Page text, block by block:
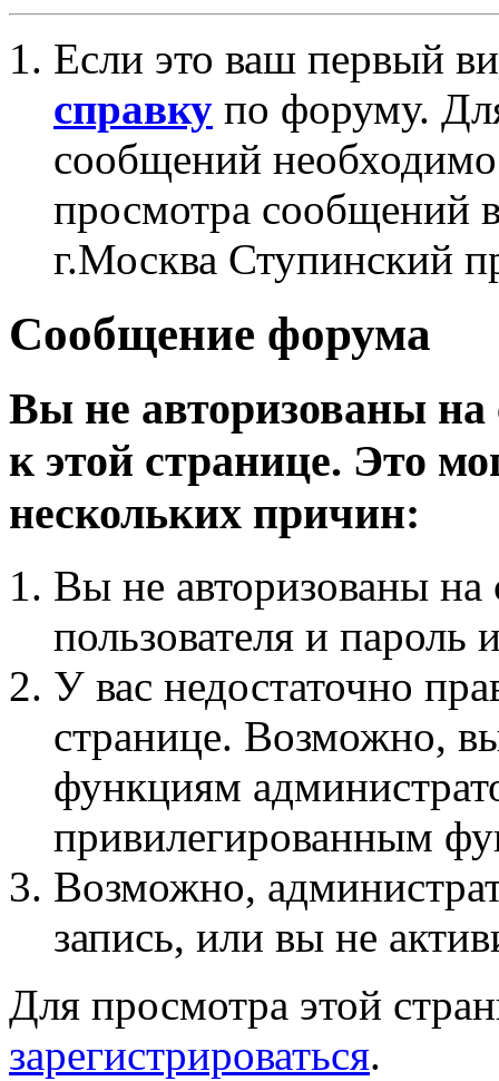
Если это ваш первый
справку по форуму.
сообщений
просмотра сообщений
г.Москва Ступинский
Сообщение форума
Вы не авторизованы на
к этой странице. Это
нескольких причин:
Вы не авторизованы на
пользователя и пароль
У вас недостаточно
странице. Возможно,
функциям
привилегированным
Возможно,
запись, или вы не
Для просмотра этой
зарегистрироваться.